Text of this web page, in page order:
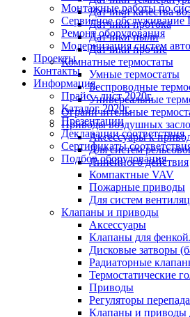
Монтажные работы по
Сервисное обслуживание
Ремонт оборудования
Модернизация систем
Проекты
Контакты
Информация
Прайс - лист 2020г.
Каталог 2020г.
Презентации
Декларации соответствия
Сертификаты
Подбор оборудования
Датчики качества
Датчики протока
Датчики пыли
Датчики прочие
Комнатные термостаты
Умные термостаты
Беспроводные
Универсальные
Ограничительные
Приводы воздушных
Аксессуары к
Для систем
Линейного действия
Компактные VAV
Пожарные приводы
Для систем
Клапаны и приводы
Аксессуары
Клапаны для
Дисковые затворы
Радиаторные
Термостатические
Приводы
Регуляторы
Клапаны и приводы